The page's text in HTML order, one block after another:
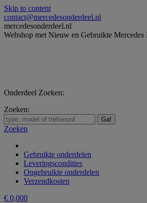
Skip to content
contact@mercedesonderdeel.nl
mercedesonderdeel.nl
Webshop met Nieuw en Gebruikte Mercedes
Onderdeel Zoeken:
Zoeken:
Zoeken
Gebruikte onderdelen
Leveringscondities
Ongebruikte onderdelen
Verzendkosten
€ 0,000